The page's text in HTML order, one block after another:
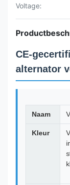
Voltage:
CE-
alternator
Naam
Kleur